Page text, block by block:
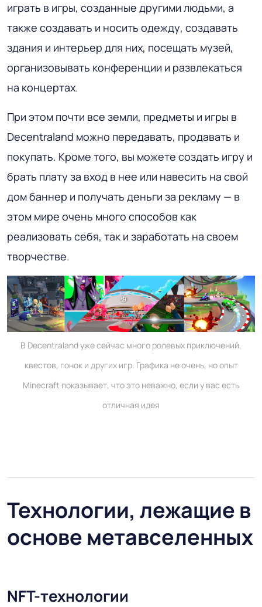
играть в игры, созданные другими людьми, а
также создавать и носить одежду, создавать
здания и интерьер для них, посещать музей,
организовывать конференции и развлекаться
на концертах.
При этом почти все земли, предметы и игры в
Decentraland можно передавать, продавать и
покупать. Кроме того, вы можете создать игру и
брать плату за вход в нее или навесить на свой
дом баннер и получать деньги за рекламу — в
этом мире очень много способов как
реализовать себя, так и заработать на своем
творчестве.
В Decentraland уже сейчас много ролевых приключений,
квестов, гонок и других игр. Графика не очень, но опыт
Minecraft показывает, что это неважно, если у вас есть
отличная идея
Технологии, лежащие в
основе метавселенных
NFT-технологии